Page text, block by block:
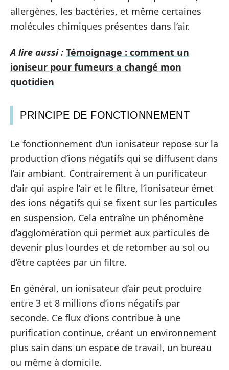
allergènes, les bactéries, et même certaines
molécules chimiques présentes dans l’air.
A lire aussi : Témoignage : comment un
ioniseur pour fumeurs a changé mon
quotidien
PRINCIPE DE FONCTIONNEMENT
Le fonctionnement d’un ionisateur repose sur la
production d’ions négatifs qui se diffusent dans
l’air ambiant. Contrairement à un purificateur
d’air qui aspire l’air et le filtre, l’ionisateur émet
des ions négatifs qui se fixent sur les particules
en suspension. Cela entraîne un phénomène
d’agglomération qui permet aux particules de
devenir plus lourdes et de retomber au sol ou
d’être captées par un filtre.
En général, un ionisateur d’air peut produire
entre 3 et 8 millions d’ions négatifs par
seconde. Ce flux d’ions contribue à une
purification continue, créant un environnement
plus sain dans un espace de travail, un bureau
ou même à domicile.